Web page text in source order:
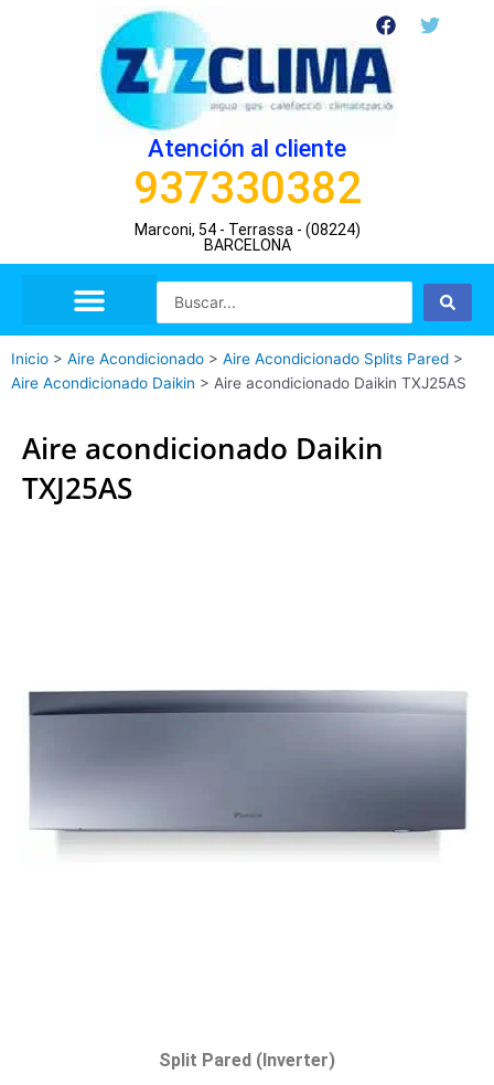
F
a
c
e
b
o
T
w
Atención al cliente
937330382
Marconi, 54 - Terrassa - (08224)
BARCELONA
Search
Inicio > Aire Acondicionado > Aire Acondicionado Splits Pared >
Aire Acondicionado Daikin > Aire acondicionado Daikin TXJ25AS
Aire acondicionado Daikin
TXJ25AS
Split Pared (Inverter)